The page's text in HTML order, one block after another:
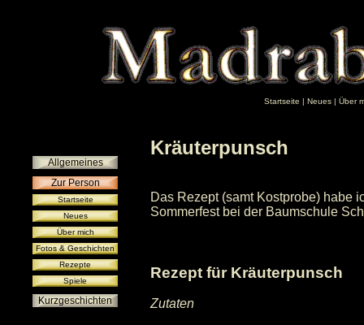
Startseite | Neues | Über
Allgemeines
Zur Person
Startseite
Neues
Über mich
Fotos & Geschichten
Rezepte
Spiele
Kurzgeschichten
Kräuterpunsch
Das Rezept (samt Kostprobe) habe
Sommerfest bei der Baumschule
Rezept für Kräuterpunsch
Zutaten